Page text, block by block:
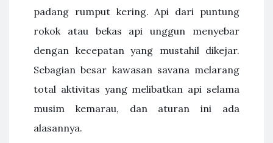
padang rumput kering. Api dari puntung
rokok atau bekas api unggun menyebar
dengan kecepatan yang mustahil dikejar.
Sebagian besar kawasan savana melarang
total aktivitas yang melibatkan api selama
musim kemarau, dan aturan ini ada
alasannya.